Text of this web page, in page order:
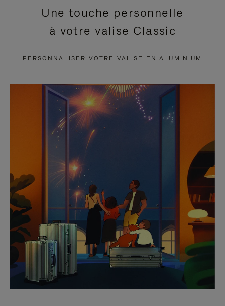
EN
PAUSE,
APPUYEZ
POUR
METTRE
PAUSE
VIDÉO
EST
DÉSACTIVÉ.
CLIQUER
POUR
RÉACTIVER
LE
SON
Une touche personnelle
à votre valise Classic
PERSONNALISER VOTRE VALISE EN ALUMINIUM